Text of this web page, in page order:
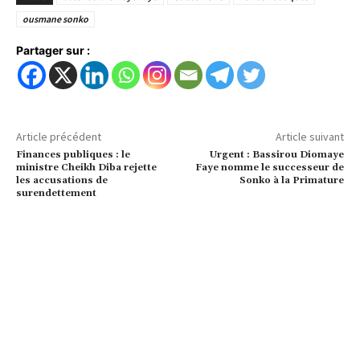
ousmane sonko
Partager sur :
Article précédent
Finances publiques : le
ministre Cheikh Diba rejette
les accusations de
surendettement
Article suivant
Urgent : Bassirou Diomaye
Faye nomme le successeur de
Sonko à la Primature